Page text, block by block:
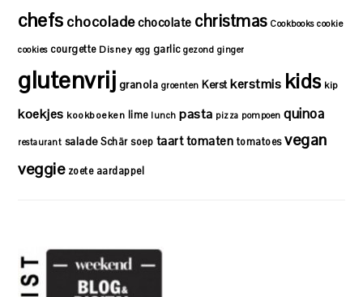
chefs chocoladechocolate christmas Cookbooks cookie
cookies courgette Disney egg garlic gezond ginger
glutenvrij granola groenten Kerst kerstmis kids kip
koekjes kookboeken lime lunch pasta pizza pompoen quinoa
restaurant salade Schär soep taarttomaten tomatoes vegan
veggie zoete aardappel